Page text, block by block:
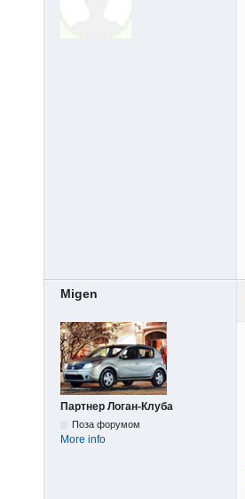
Migen
Партнер Логан-Клуба
Поза форумом
More info